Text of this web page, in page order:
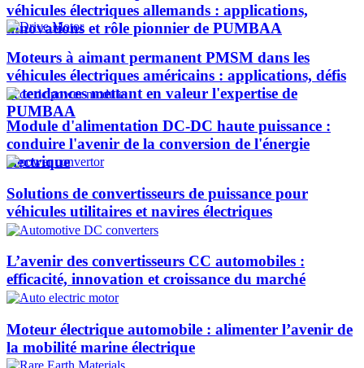
véhicules électriques allemands : applications,
innovations et rôle pionnier de PUMBAA​
Moteurs à aimant permanent PMSM dans les
véhicules électriques américains : applications, défis
et tendances mettant en valeur l'expertise de
PUMBAA​
Module d'alimentation DC-DC haute puissance :
conduire l'avenir de la conversion de l'énergie
électrique
Solutions de convertisseurs de puissance pour
véhicules utilitaires et navires électriques
L’avenir des convertisseurs CC automobiles :
efficacité, innovation et croissance du marché
Moteur électrique automobile : alimenter l’avenir de
la mobilité marine électrique